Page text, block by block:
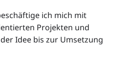
ich mich mit
Projekten und
Idee bis zur Umsetzung